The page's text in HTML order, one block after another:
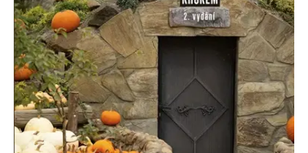
Nezbytně nutné soubory cookie umožňují základní funkce webových
stránek, jako je přihlášení uživatele a správa účtu. Webové stránky nelze
bez nezbytně nutných souborů cookie správně používat.
Název
Provider /
Doména
Popis
CookieScriptConsent
CookieScript
www.grada.cz
1 měsíc
Tento soubor
cookie
používá
služba
Cookie-
Script.com k
zapamatování
předvoleb